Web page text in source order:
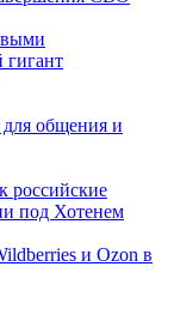
гигант
для общения и
под Хотенем
и Ozon в